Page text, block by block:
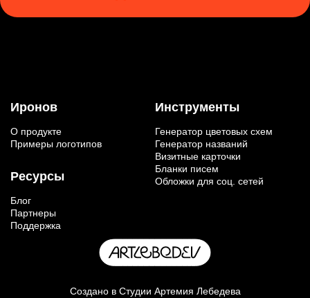
Иронов
О продукте
Примеры логотипов
Ресурсы
Блог
Партнеры
Поддержка
Инструменты
Генератор цветовых схем
Генератор названий
Визитные карточки
Бланки писем
Обложки для соц. сетей
Создано в Студии Артемия Лебедева